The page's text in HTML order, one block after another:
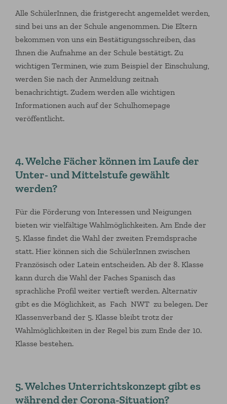
Alle SchülerInnen, die fristgerecht angemeldet werden,
sind bei uns an der Schule angenommen. Die Eltern
bekommen von uns ein Bestätigungsschreiben, das
Ihnen die Aufnahme an der Schule bestätigt. Zu
wichtigen Terminen, wie zum Beispiel der Einschulung,
werden Sie nach der Anmeldung zeitnah
benachrichtigt. Zudem werden alle wichtigen
Informationen auch auf der Schulhomepage
veröffentlicht.
4. Welche Fächer können im Laufe der
Unter- und Mittelstufe gewählt
werden?
Für die Förderung von Interessen und Neigungen
bieten wir vielfältige Wahlmöglichkeiten. Am Ende der
5. Klasse findet die Wahl der zweiten Fremdsprache
statt. Hier können sich die SchülerInnen zwischen
Französisch oder Latein entscheiden. Ab der 8. Klasse
kann durch die Wahl der Faches Spanisch das
sprachliche Profil weiter vertieft werden. Alternativ
gibt es die Möglichkeit, as Fach NWT zu belegen. Der
Klassenverband der 5. Klasse bleibt trotz der
Wahlmöglichkeiten in der Regel bis zum Ende der 10.
Klasse bestehen.
5. Welches Unterrichtskonzept gibt es
während der Corona-Situation?